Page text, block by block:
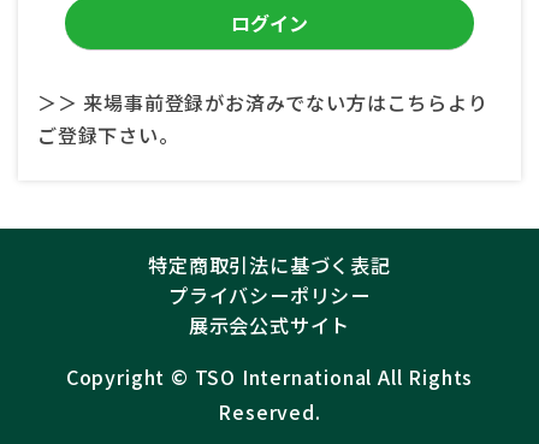
＞＞ 来場事前登録がお済みでない方はこちらより
ご登録下さい。
特定商取引法に基づく表記
プライバシーポリシー
展示会公式サイト
Copyright ©︎ TSO International All Rights
Reserved.